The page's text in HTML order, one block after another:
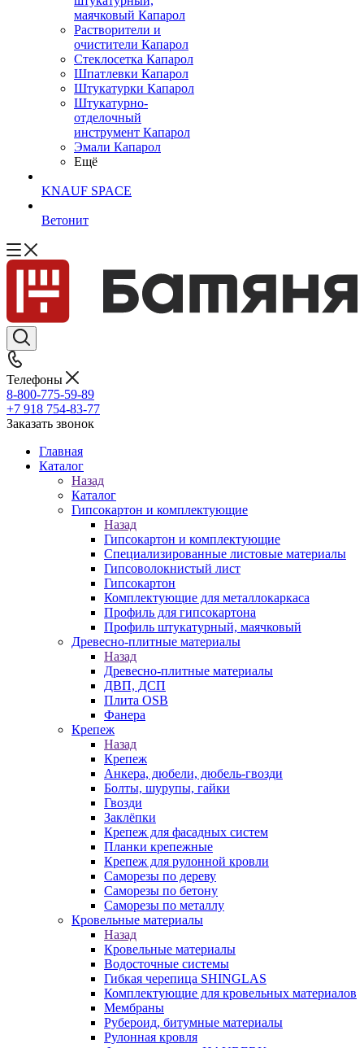
маячковый Капарол
Растворители и
очистители Капарол
Cтеклосетка Капарол
Шпатлевки Капарол
Штукатурки Капарол
Штукатурно-
отделочный
инструмент Капарол
Эмали Капарол
Ещё
KNAUF SPACE
Ветонит
Телефоны
8-800-775-59-89
+7 918 754-83-77
Заказать звонок
Главная
Каталог
Назад
Каталог
Гипсокартон и комплектующие
Назад
Гипсокартон и комплектующие
Специализированные листовые материалы
Гипсоволокнистый лист
Гипсокартон
Комплектующие для металлокаркаса
Профиль для гипсокартона
Профиль штукатурный, маячковый
Древесно-плитные материалы
Назад
Древесно-плитные материалы
ДВП, ДСП
Плита OSB
Фанера
Крепеж
Назад
Крепеж
Анкера, дюбели, дюбель-гвозди
Болты, шурупы, гайки
Гвозди
Заклёпки
Крепеж для фасадных систем
Планки крепежные
Крепеж для рулонной кровли
Саморезы по дереву
Саморезы по бетону
Саморезы по металлу
Кровельные материалы
Назад
Кровельные материалы
Водосточные системы
Гибкая черепица SHINGLAS
Комплектующие для кровельных материалов
Мембраны
Рубероид, битумные материалы
Рулонная кровля